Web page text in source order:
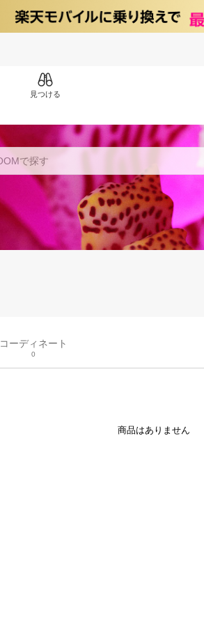
見つける
コーディネート
0
商品はありません